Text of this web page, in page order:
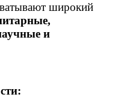
широкий
и